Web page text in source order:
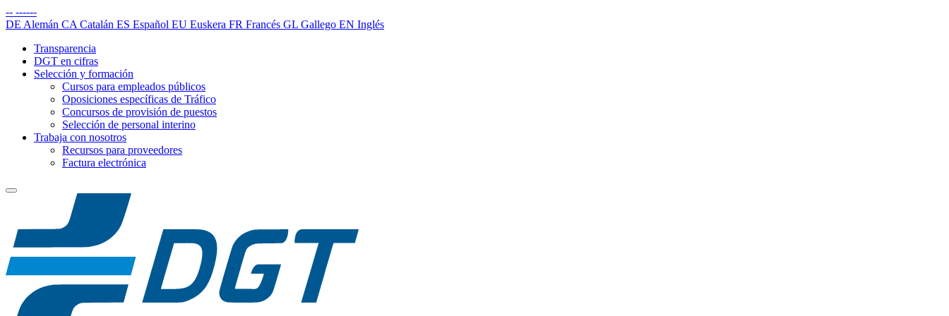
-- ------
DE Alemán CA Catalán ES Español EU Euskera FR Francés GL Gallego EN Inglés
Transparencia
DGT en cifras
Selección y formación
Cursos para empleados públicos
Oposiciones específicas de Tráfico
Concursos de provisión de puestos
Selección de personal interino
Trabaja con nosotros
Recursos para proveedores
Factura electrónica